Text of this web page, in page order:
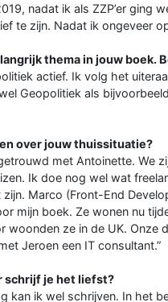
nadat ik als ZZP’er ging
te zijn. Nadat ik ongeveer
thema in jouw boek.
actief. Ik volg het
Geopolitiek als
over jouw thuissituatie?
met Antoinette. We
Ik doe nog wel wat
zijn. Marco (Front-End
mijn boek. Ze wonen nu
woonden ze in de UK.
Jeroen een IT consultant.”
schrijf je het liefst?
kan ik wel schrijven. In het